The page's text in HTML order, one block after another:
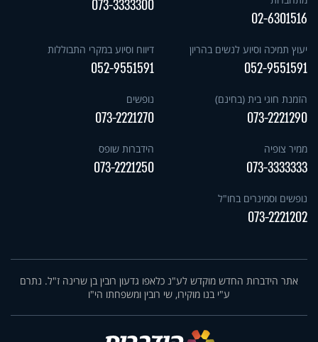
02-6301516
073-3333300
יעוץ תמיכה וסיוע לנשים בהריון
052-9551591
דיווח וסיוע במקרי התבוללות
052-9551591
הזמנת חוגי בית (בחינם)
073-2221290
נופשים
073-2221270
ממיר צופיה
073-3333333
הידברות שופס
073-2221250
נופשים וסמינרים בחו"ל
073-2221202
אתר הידברות החדש מוקדש לע"נ כלאפו גדעון רובין בן שרינה ז"ל. נתרם
ע"י בנו מוקירו, שי רובין ומשפחתו הי"ו